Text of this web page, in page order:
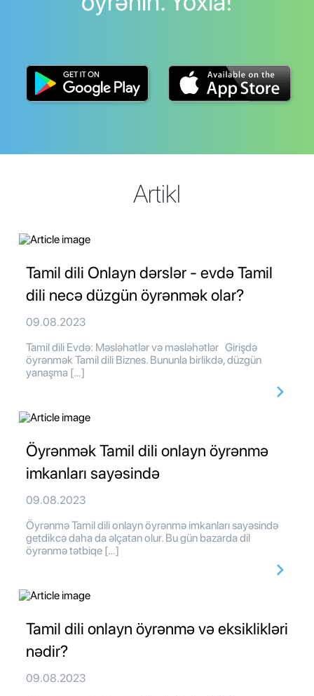
Artikl
Tamil dili Onlayn dərslər - evdə Tamil
dili necə düzgün öyrənmək olar?
09.08.2023
Tamil dili Evdə: Məsləhətlər və məsləhətlər Girişdə
öyrənmək Tamil dili Biznes. Bununla birlikdə, düzgün
yanaşma […]
Öyrənmək Tamil dili onlayn öyrənmə
imkanları sayəsində
09.08.2023
Öyrənmə Tamil dili onlayn öyrənmə imkanları sayəsində
getdikcə daha da əlçatan olur. Bu gün bazarda dil
öyrənmə tətbiqe […]
Tamil dili onlayn öyrənmə və eksiklikləri
nədir?
09.08.2023